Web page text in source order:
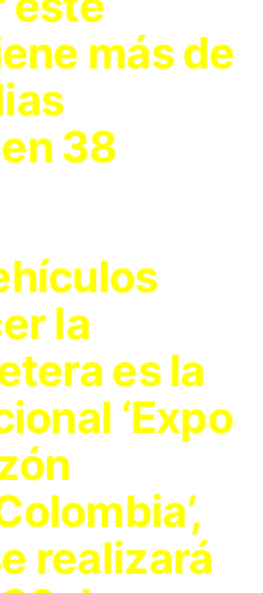
más de
38
la
es la
‘Expo
realizará